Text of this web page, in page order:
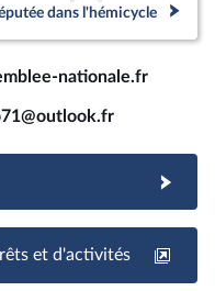
dans l'hémicycle
nationale.fr
et d'activités